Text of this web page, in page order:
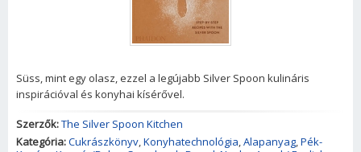
Süss, mint egy olasz, ezzel a legújabb Silver Spoon kulináris
inspirációval és konyhai kísérővel.
Szerzők:The Silver Spoon Kitchen
Kategória:Cukrászkönyv,Konyhatechnológia,Alapanyag,Pék-